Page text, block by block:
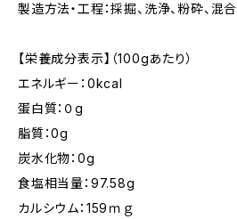
製造方法・工程：採掘、洗浄、粉砕、混合
【栄養成分表示】（100gあたり）
エネルギー：0kcal
蛋白質：０g
脂質：0g
炭水化物：0g
食塩相当量：97.58g
カルシウム：159ｍｇ